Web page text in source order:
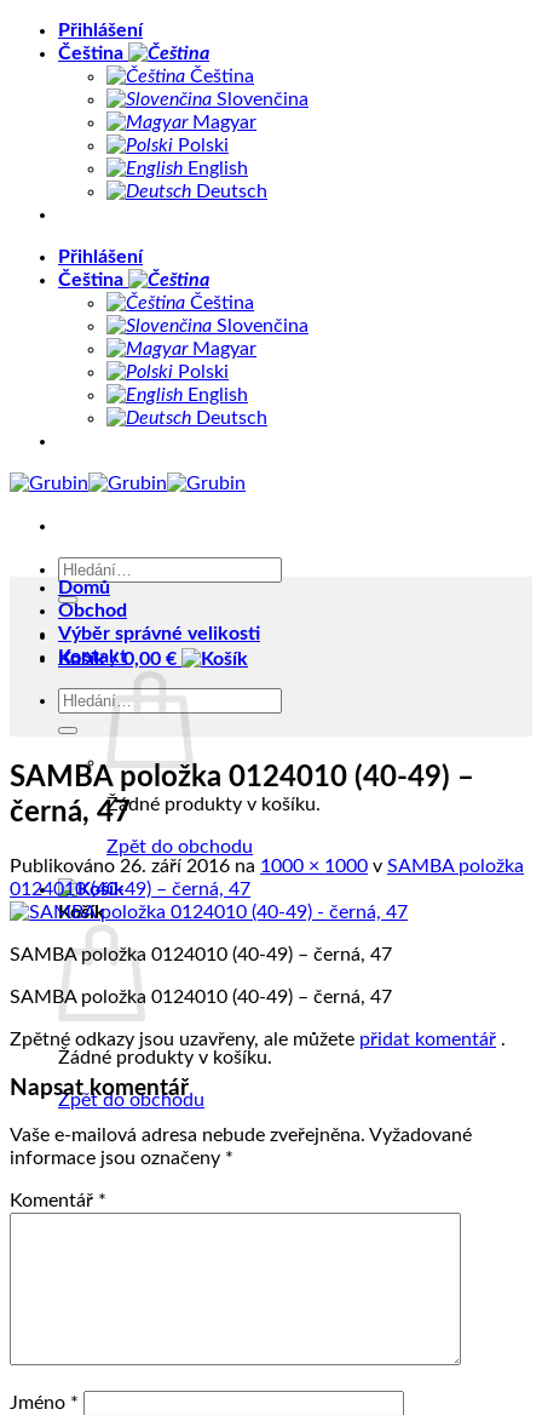
PřeskočitPřihlášení
Čeština
Čeština
Slovenčina
Magyar
Polski
English
Deutsch
Přihlášení
Čeština
Čeština
Slovenčina
Magyar
Polski
English
Deutsch
Hledat:
Košík /0,00 €
Žádné produkty v košíku.
Zpět do obchodu
Košík
Žádné produkty v košíku.
Zpět do obchodu
Domů
Obchod
Výběr správné velikosti
Kontakt
Hledat:
SAMBA položka 0124010 (40-49) –
černá, 47
Publikováno 26. září 2016 na 1000 × 1000 v SAMBA položka
0124010 (40-49) – černá, 47
SAMBA položka 0124010 (40-49) – černá, 47
SAMBA položka 0124010 (40-49) – černá, 47
Zpětné odkazy jsou uzavřeny, ale můžete přidat komentář .
Napsat komentář
Vaše e-mailová adresa nebude zveřejněna. Vyžadované
informace jsou označeny *
Komentář *
Jméno *